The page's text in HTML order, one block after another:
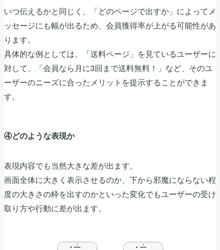
いつ伝えるかと同じく、「どのページで出すか」によってメ
ッセージにも幅が出るため、会員獲得率が上がる可能性があ
ります。
具体的な例としては、「送料ページ」を見ているユーザーに
対して、「会員なら月に3回まで送料無料！」など、そのユ
ーザーのニーズに合ったメリットを提示することができま
す。
④どのような表現か
表現内容でも当然大きな差が出ます。
画面全体に大きく表示させるのか、下から邪魔にならない程
度の大きさの枠を出すのかといった変化でもユーザーの受け
取り方や行動に差が出ます。